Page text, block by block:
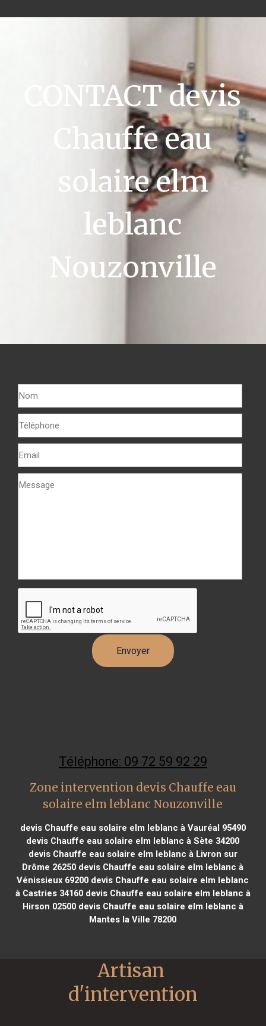
CONTACT devis
Chauffe eau
solaire elm
leblanc
Nouzonville
Téléphone: 09 72 59 92 29
Zone intervention devis Chauffe eau
solaire elm leblanc Nouzonville
devis Chauffe eau solaire elm leblanc à Vauréal 95490
devis Chauffe eau solaire elm leblanc à Sète 34200
devis Chauffe eau solaire elm leblanc à Livron sur
Drôme 26250 devis Chauffe eau solaire elm leblanc à
Vénissieux 69200 devis Chauffe eau solaire elm leblanc
à Castries 34160devis Chauffe eau solaire elm leblanc à
Hirson 02500devis Chauffe eau solaire elm leblanc à
Mantes la Ville 78200
Artisan
d'intervention